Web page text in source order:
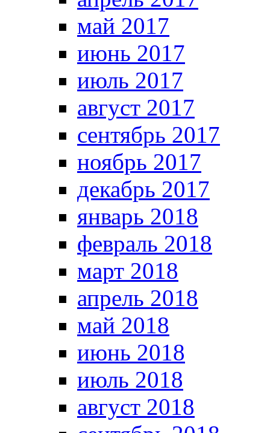
май 2017
июнь 2017
июль 2017
август 2017
сентябрь 2017
ноябрь 2017
декабрь 2017
январь 2018
февраль 2018
март 2018
апрель 2018
май 2018
июнь 2018
июль 2018
август 2018